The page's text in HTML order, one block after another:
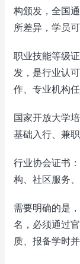
构颁发，全国
所差异，学员
职业技能等级
发，是行业认
作、专业机构
国家开放大学
基础入行、兼
行业协会证书
构、社区服务
需要明确的是
名，必须通过
质、报备学时